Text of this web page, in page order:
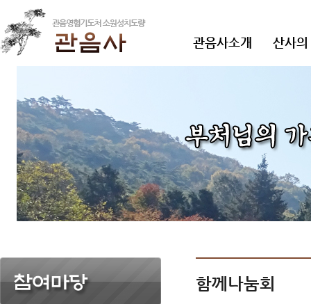
관음사소개 산사
함께나눔회